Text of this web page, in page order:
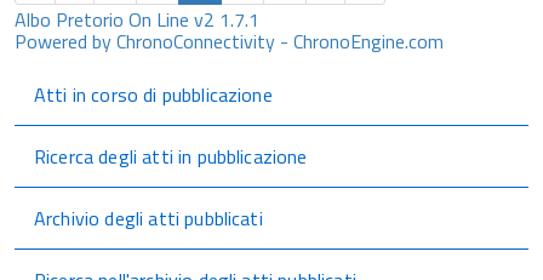
Albo Pretorio On Line v2 1.7.1
Powered by ChronoConnectivity - ChronoEngine.com
Atti in corso di pubblicazione
Ricerca degli atti in pubblicazione
Archivio degli atti pubblicati